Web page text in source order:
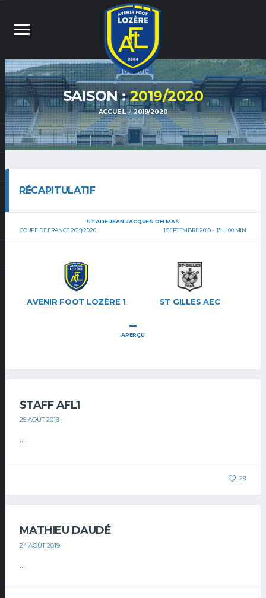
SAISON :2019/2020
ACCUEIL 2019/2020
RÉCAPITULATIF
COUPE DE FRANCE 2019/2020
STADE JEAN-JACQUES DELMAS
1 SEPTEMBRE 2019
15 H 00 MIN
AVENIR FOOT LOZÈRE 1 ST GILLES AEC
–
APERÇU
STAFF AFL1
25 AOÛT 2019
...
29
MATHIEU DAUDÉ
24 AOÛT 2019
...